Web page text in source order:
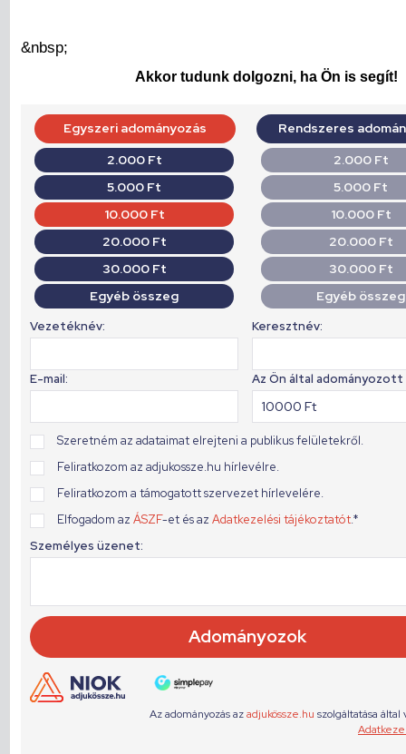
&nbsp;
Akkor tudunk dolgozni, ha Ön is segít!